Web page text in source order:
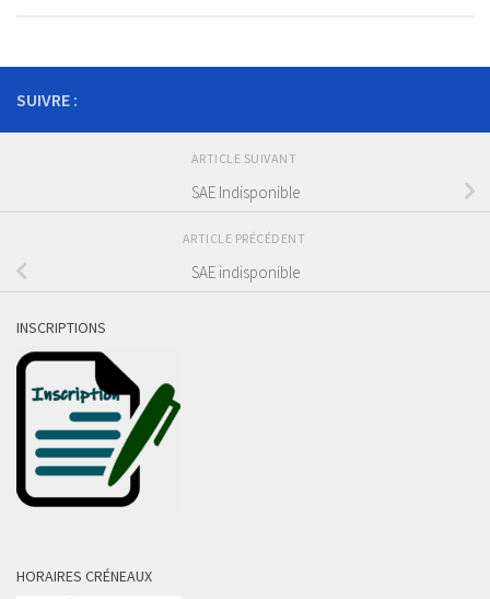
SUIVRE :
ARTICLE SUIVANT
SAE Indisponible
ARTICLE PRÉCÉDENT
SAE indisponible
INSCRIPTIONS
HORAIRES CRÉNEAUX